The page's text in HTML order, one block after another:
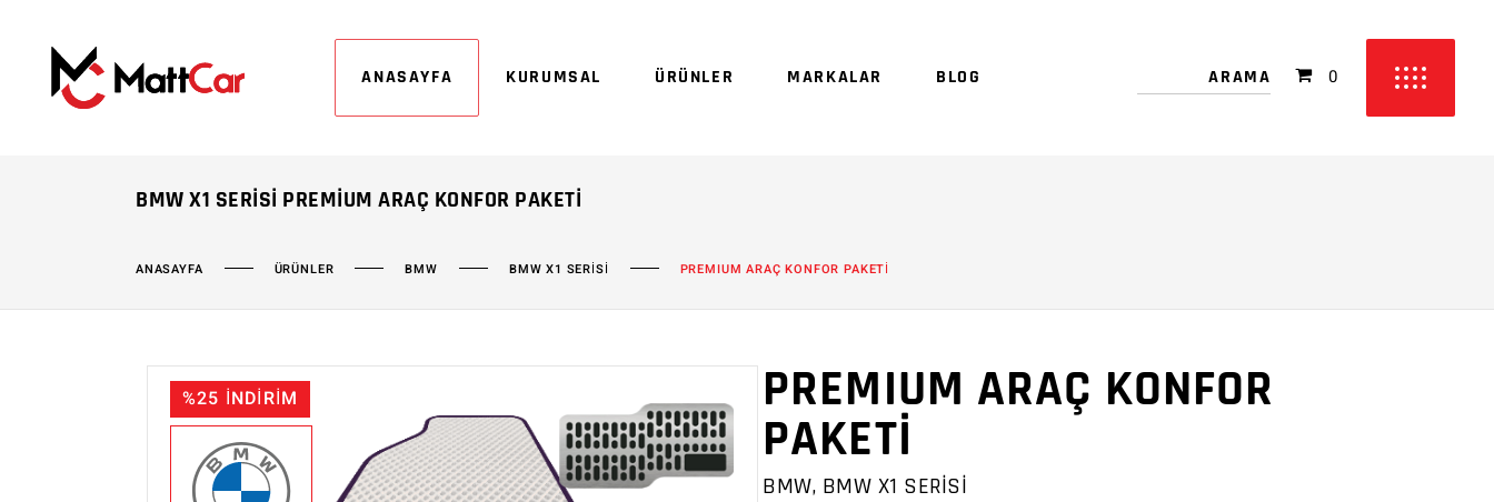
ANASAYFA KURUMSAL ÜRÜNLER MARKALAR BLOG 0
BMW X1 SERISI PREMIUM ARAÇ KONFOR PAKETI
ANASAYFA ÜRÜNLER BMW BMW X1 SERİSİ PREMIUM ARAÇ KONFOR PAKETİ
%25 İNDİRİM PREMIUM ARAÇ KONFOR
PAKETİ
BMW, BMW X1 SERİSİ